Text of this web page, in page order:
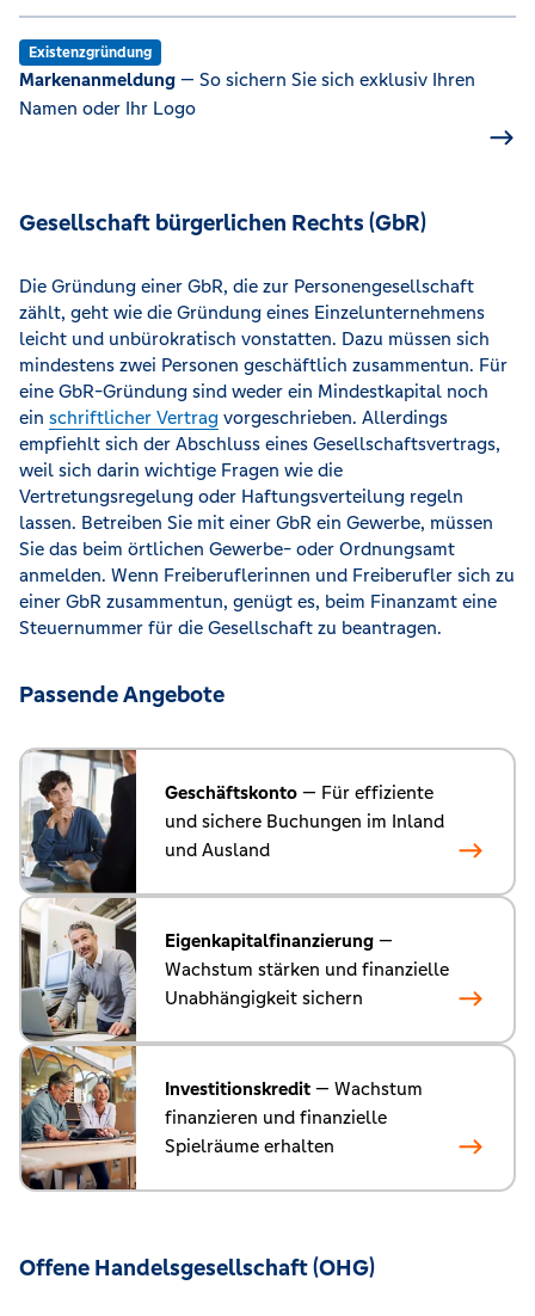
Existenzgründung
Markenanmeldung — So sichern Sie sich exklusiv Ihren
Namen oder Ihr Logo
Gesellschaft bürgerlichen Rechts (GbR)
Die Gründung einer GbR, die zur Personengesellschaft
zählt, geht wie die Gründung eines Einzelunternehmens
leicht und unbürokratisch vonstatten. Dazu müssen sich
mindestens zwei Personen geschäftlich zusammentun. Für
eine GbR-Gründung sind weder ein Mindestkapital noch
ein schriftlicher Vertrag vorgeschrieben. Allerdings
empfiehlt sich der Abschluss eines Gesellschaftsvertrags,
weil sich darin wichtige Fragen wie die
Vertretungsregelung oder Haftungsverteilung regeln
lassen. Betreiben Sie mit einer GbR ein Gewerbe, müssen
Sie das beim örtlichen Gewerbe- oder Ordnungsamt
anmelden. Wenn Freiberuflerinnen und Freiberufler sich zu
einer GbR zusammentun, genügt es, beim Finanzamt eine
Steuernummer für die Gesellschaft zu beantragen.
Passende Angebote
Geschäftskonto — Für effiziente
und sichere Buchungen im Inland
und Ausland
Eigenkapitalfinanzierung —
Wachstum stärken und finanzielle
Unabhängigkeit sichern
Investitionskredit — Wachstum
finanzieren und finanzielle
Spielräume erhalten
Offene Handelsgesellschaft (OHG)